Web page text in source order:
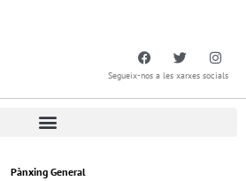
Segueix-nos a les xarxes socials
Pànxing General